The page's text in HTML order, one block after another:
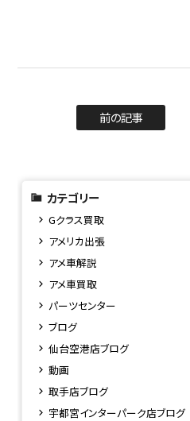
前の記事
カテゴリー
Gクラス買取
アメリカ出張
アメ車解説
アメ車買取
パーツセンター
ブログ
仙台空港店ブログ
動画
取手店ブログ
宇都宮インターパーク店ブログ